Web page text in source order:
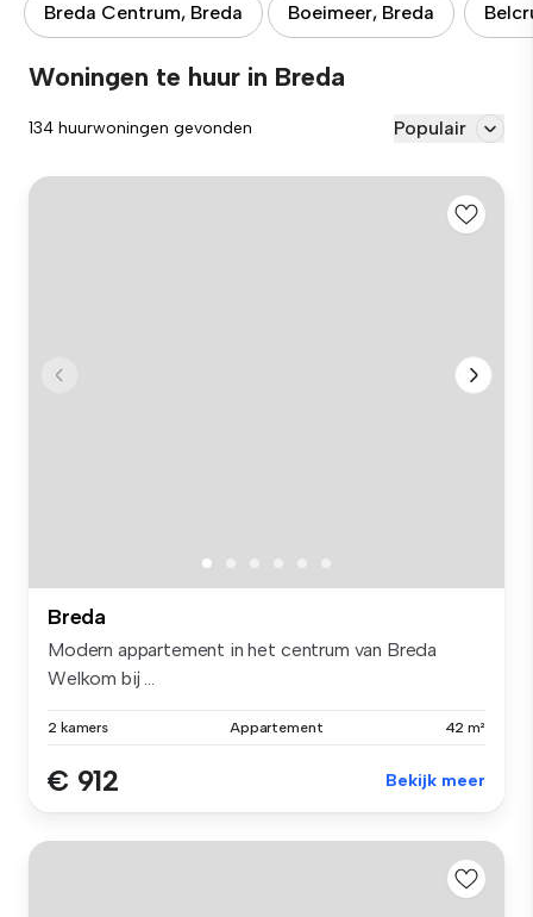
Breda Centrum, Breda Boeimeer, Breda
Woningen te huur in Breda
134 huurwoningen gevonden Populair
Breda
Modern appartement in het centrum van Breda
Welkom bij ...
2 kamers Appartement 42 m²
€ 912 Bekijk meer